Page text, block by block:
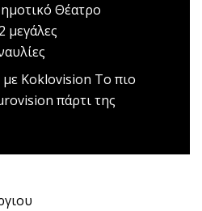
Θέατρο
μεγάλες
με Koklovision Tο πιο
πάρτι της